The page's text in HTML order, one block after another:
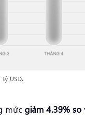
USD.
mức giảm 4.39% so